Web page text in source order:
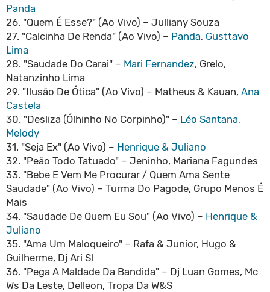
Panda
26. "Quem É Esse?" (Ao Vivo) – Julliany Souza
27. "Calcinha De Renda" (Ao Vivo) – Panda, Gusttavo
Lima
28. "Saudade Do Carai" – Mari Fernandez, Grelo,
Natanzinho Lima
29. "Ilusão De Ótica" (Ao Vivo) – Matheus & Kauan, Ana
Castela
30. "Desliza (Ólhinho No Corpinho)" – Léo Santana,
Melody
31. "Seja Ex" (Ao Vivo) – Henrique & Juliano
32. "Peão Todo Tatuado" – Jeninho, Mariana Fagundes
33. "Bebe E Vem Me Procurar / Quem Ama Sente
Saudade" (Ao Vivo) – Turma Do Pagode, Grupo Menos É
Mais
34. "Saudade De Quem Eu Sou" (Ao Vivo) – Henrique &
Juliano
35. "Ama Um Maloqueiro" – Rafa & Junior, Hugo &
Guilherme, Dj Ari Sl
36. "Pega A Maldade Da Bandida" – Dj Luan Gomes, Mc
Ws Da Leste, Delleon, Tropa Da W&S